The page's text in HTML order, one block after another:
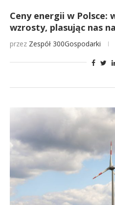
Ceny energii w Polsce:
wzrosty, plasując nas
przez Zespół 300Gospodarki